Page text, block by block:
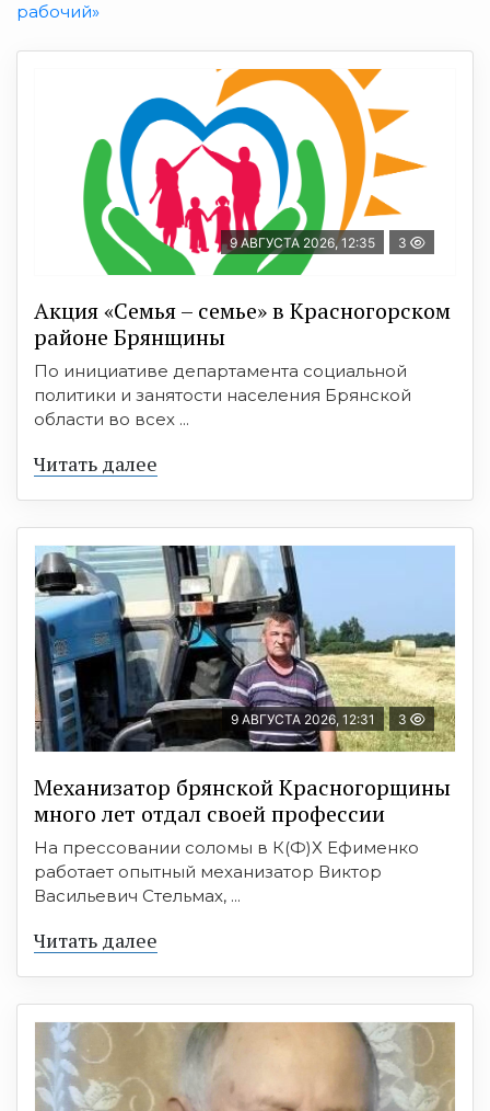
рабочий»
9 АВГУСТА 2026, 12:35 3
Акция «Семья – семье» в Красногорском
районе Брянщины
По инициативе департамента социальной
политики и занятости населения Брянской
области во всех ...
Читать далее
9 АВГУСТА 2026, 12:31 3
Механизатор брянской Красногорщины
много лет отдал своей профессии
На прессовании соломы в К(Ф)Х Ефименко
работает опытный механизатор Виктор
Васильевич Стельмах, ...
Читать далее